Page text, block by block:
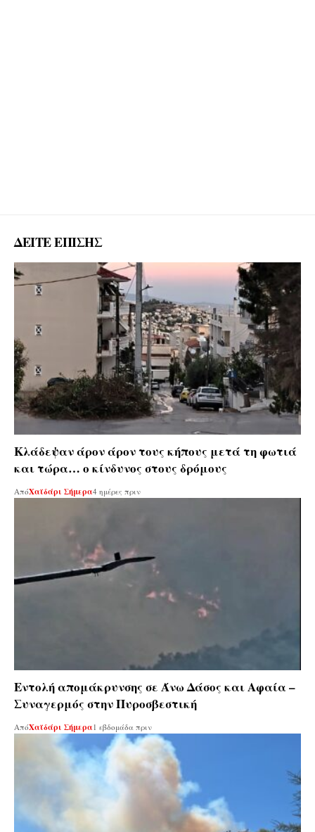
ΔΕΙΤΕ ΕΠΙΣΗΣ
Κλάδεψαν άρον άρον τους κήπους μετά τη φωτιά
και τώρα… ο κίνδυνος στους δρόμους
ΑπόΧαϊδάρι Σήμερα4 ημέρες πριν
Εντολή απομάκρυνσης σε Άνω Δάσος και Αφαία –
Συναγερμός στην Πυροσβεστική
ΑπόΧαϊδάρι Σήμερα 1 εβδομάδα πριν